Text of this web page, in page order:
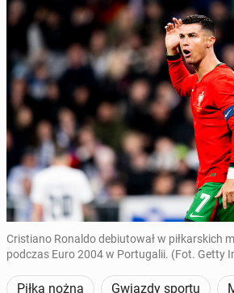
Cristiano Ronaldo debiutował w piłkarskich
podczas Euro 2004 w Portugalii. (Fot. Getty
Piłka nożna Gwiazdy sportu